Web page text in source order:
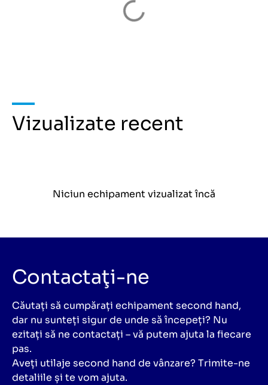
Vizualizate recent
Niciun echipament vizualizat încă
Contactaţi-ne
Căutați să cumpărați echipament second hand,
dar nu sunteți sigur de unde să începeți? Nu
ezitați să ne contactați – vă putem ajuta la fiecare
pas.
Aveți utilaje second hand de vânzare? Trimite-ne
detaliile și te vom ajuta.